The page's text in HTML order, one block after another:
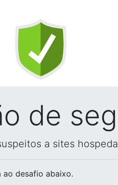
de
a sites
ao desafio abaixo.